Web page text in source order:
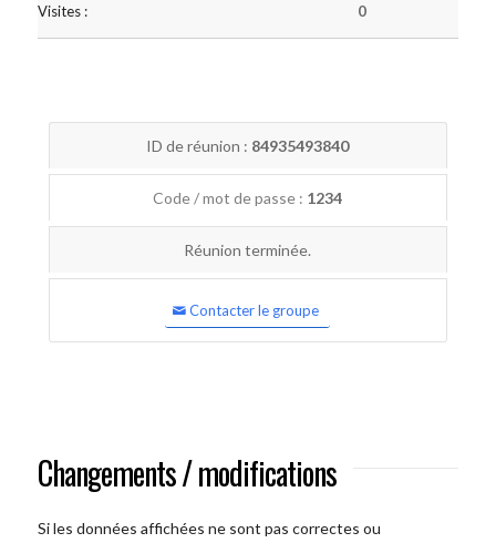
Visites : 0
ID de réunion : 84935493840
Code / mot de passe : 1234
Réunion terminée.
Contacter le groupe
Changements / modifications
Si les données affichées ne sont pas correctes ou